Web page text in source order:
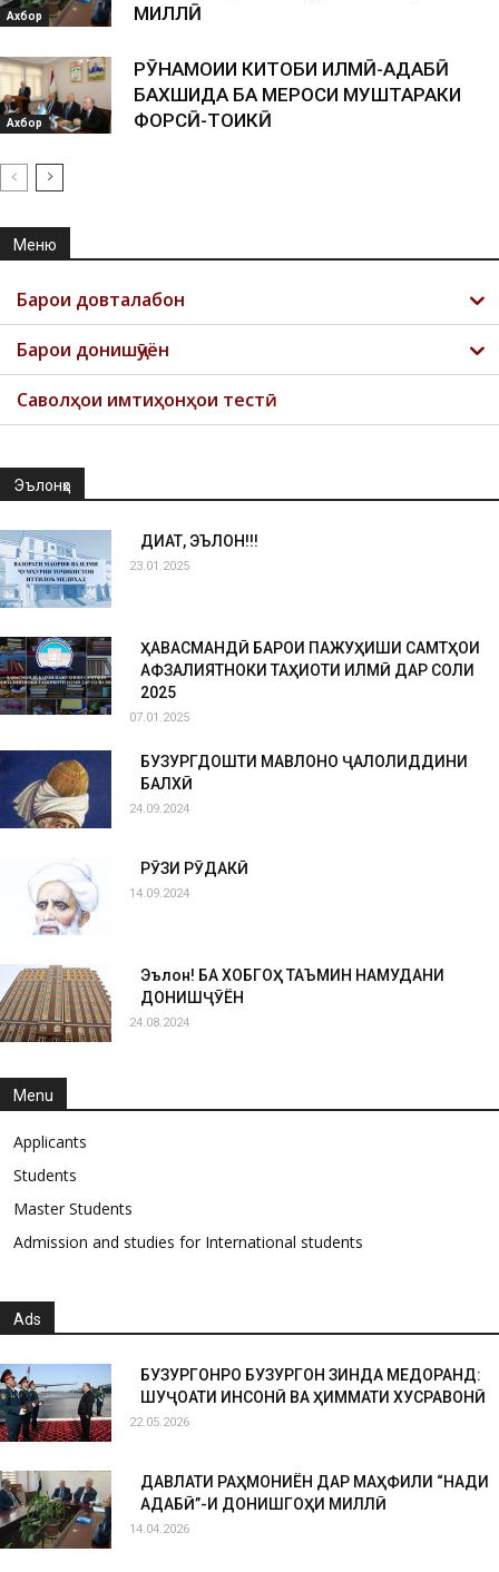
Ахбор
МИЛЛӢ
Ахбор
РӮНАМОИИ КИТОБИ ИЛМӢ-АДАБӢ
БАХШИДА БА МЕРОСИ МУШТАРАКИ
ФОРСӢ-ТОҶИКӢ
Меню
Барои довталабон
Барои донишҷӯён
Саволҳои имтиҳонҳои тестӣ
Эълонҳо
ДИҚҚАТ, ЭЪЛОН!!!
23.01.2025
ҲАВАСМАНДӢ БАРОИ ПАЖУҲИШИ САМТҲОИ
АФЗАЛИЯТНОКИ ТАҲҚИҚОТИ ИЛМӢ ДАР СОЛИ
2025
07.01.2025
БУЗУРГДОШТИ МАВЛОНО ҶАЛОЛИДДИНИ
БАЛХӢ
24.09.2024
РӮЗИ РӮДАКӢ
14.09.2024
Эълон! БА ХОБГОҲ ТАЪМИН НАМУДАНИ
ДОНИШҶӮЁН
24.08.2024
Menu
Applicants
Students
Master Students
Admission and studies for International students
Ads
БУЗУРГОНРО БУЗУРГОН ЗИНДА МЕДОРАНД:
ШУҶОАТИ ИНСОНӢ ВА ҲИММАТИ ХУСРАВОНӢ
22.05.2026
ДАВЛАТИ РАҲМОНИЁН ДАР МАҲФИЛИ “НАҚДИ
АДАБӢ”-И ДОНИШГОҲИ МИЛЛӢ
14.04.2026